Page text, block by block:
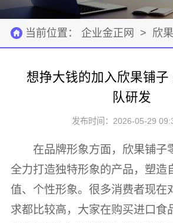
当前位置： 企业金正网 > 欣
想挣大钱的加入欣果铺子
队研发
发布时间：2026-05-29
在品牌形象方面，欣果铺子
全力打造独特形象的产品，塑造
值、个性形象。很多消费者现在
求都比较高，大家在购买进口食